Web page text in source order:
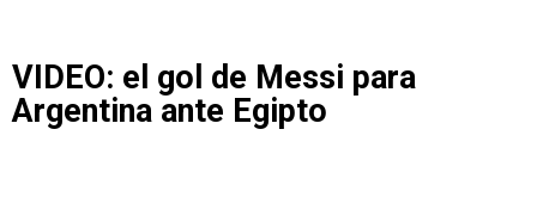
VIDEO: el gol de Messi para
Argentina ante Egipto